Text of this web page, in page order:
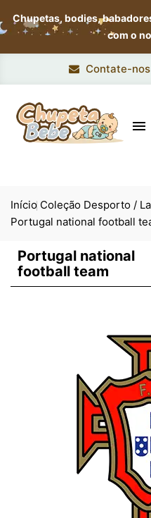
Chupetas, bodies,
com o
Contate-nos

Início Coleção Desporto /
Portugal national football
Portugal national
football team